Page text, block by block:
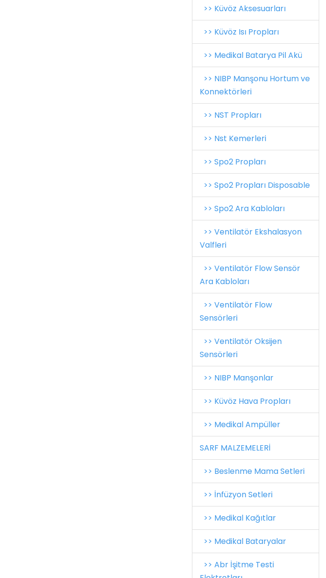
>> Küvöz Aksesuarları
>> Küvöz Isı Propları
>> Medikal Batarya Pil Akü
>> NIBP Manşonu Hortum ve
Konnektörleri
>> NST Propları
>> Nst Kemerleri
>> Spo2 Propları
>> Spo2 Propları Disposable
>> Spo2 Ara Kabloları
>> Ventilatör Ekshalasyon
Valfleri
>> Ventilatör Flow Sensör
Ara Kabloları
>> Ventilatör Flow
Sensörleri
>> Ventilatör Oksijen
Sensörleri
>> NIBP Manşonlar
>> Küvöz Hava Propları
>> Medikal Ampüller
SARF MALZEMELERİ
>> Beslenme Mama Setleri
>> İnfüzyon Setleri
>> Medikal Kağıtlar
>> Medikal Bataryalar
>> Abr İşitme Testi